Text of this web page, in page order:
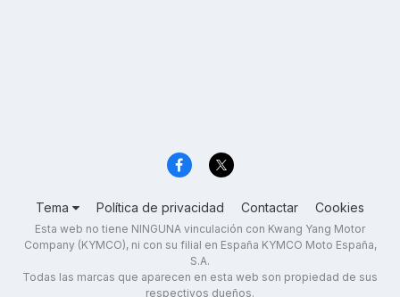
Tema Política de privacidad Contactar Cookies
Esta web no tiene NINGUNA vinculación con Kwang Yang Motor
Company (KYMCO), ni con su filial en España KYMCO Moto España,
S.A.
Todas las marcas que aparecen en esta web son propiedad de sus
respectivos dueños.